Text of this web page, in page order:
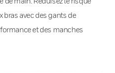
bras avec des gants de
et des manches